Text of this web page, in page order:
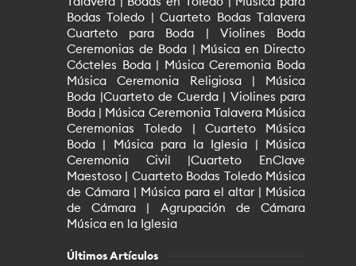
Bodas Toledo | Cuarteto Bodas Talavera
Cuarteto para Boda | Violines Boda
Ceremonias de Boda | Música en Directo
Cócteles Boda | Música Ceremonia Boda
Música Ceremonia Religiosa | Música
Boda |Cuarteto de Cuerda | Violines para
Boda | Música Ceremonia Talavera Música
Ceremonias Toledo | Cuarteto Música
Boda | Música para la Iglesia | Música
Ceremonia Civil |Cuarteto EnClave
Maestoso | Cuarteto Bodas Toledo Música
de Cámara | Música para el altar | Música
de Cámara | Agrupación de Cámara
Música en la Iglesia
Últimos Artículos